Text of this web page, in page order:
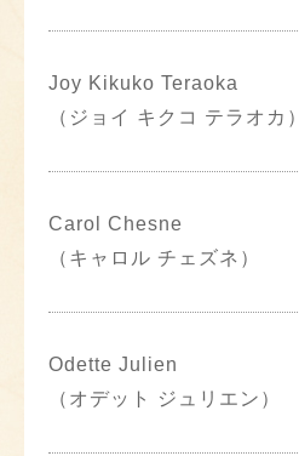
Joy Kikuko Teraoka
（ジョイ キクコ テラオカ）
Carol Chesne
（キャロル チェズネ）
Odette Julien
（オデット ジュリエン）